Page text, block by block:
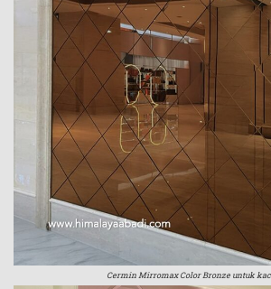
Cermin Mirromax Color Bronze untuk